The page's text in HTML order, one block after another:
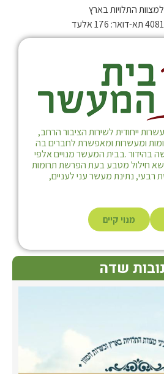
התלויות בארץ
ייחודית לשירות הציבור הרחב,
ומעשרות ומאפשרת לחברים בה
בהידור .בבית המעשר מנויים אלפי
חילול מטבע בעת הפרשת תרומות
רבעי, נתינת מעשר עני לעניים,
מנוי קיים
שדה